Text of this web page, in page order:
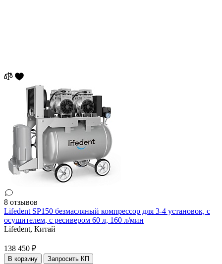
8 отзывов
Lifedent SP150 безмасляный компрессор для 3-4 установок, с
осушителем, с ресивером 60 л, 160 л/мин
Lifedent, Китай
138 450 ₽
В корзину Запросить КП